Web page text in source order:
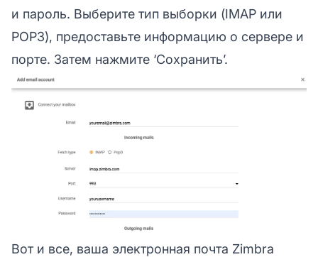
и пароль. Выберите тип выборки (IMAP или
POP3), предоставьте информацию о сервере и
порте. Затем нажмите ‘Сохранить’.
Вот и все, ваша электронная почта Zimbra